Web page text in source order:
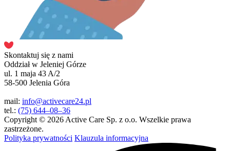
Skontaktuj się z nami
Oddział w Jeleniej Górze
ul. 1 maja 43 A/2
58-500 Jelenia Góra
mail: info@activecare24.pl
tel.: (75) 644–08–36
Copyright © 2026 Active Care Sp. z o.o. Wszelkie prawa
zastrzeżone.
Polityka prywatności Klauzula informacyjna